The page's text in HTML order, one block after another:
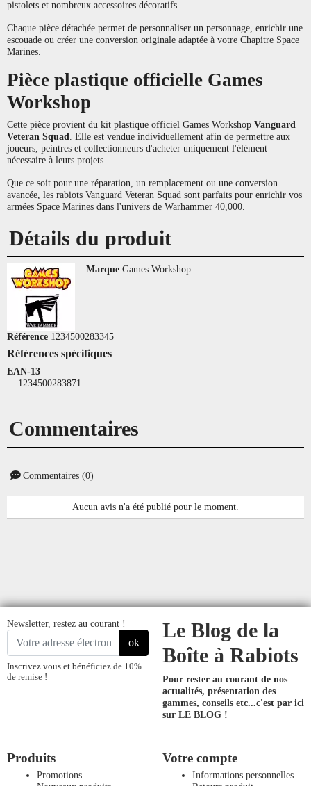
pistolets et nombreux accessoires décoratifs.
Chaque pièce détachée permet de personnaliser un personnage, enrichir une
escouade ou créer une conversion originale adaptée à votre Chapitre Space
Marines.
Pièce plastique officielle Games
Workshop
Cette pièce provient du kit plastique officiel Games Workshop Vanguard
Veteran Squad . Elle est vendue individuellement afin de permettre aux
joueurs, peintres et collectionneurs d'acheter uniquement l'élément
nécessaire à leurs projets.
Que ce soit pour une réparation, un remplacement ou une conversion
avancée, les rabiots Vanguard Veteran Squad sont parfaits pour enrichir vos
armées Space Marines dans l'univers de Warhammer 40,000.
Détails du produit
Marque Games Workshop
Référence 1234500283345
Références spécifiques
EAN-13
1234500283871
Commentaires
Commentaires (0)
Aucun avis n'a été publié pour le moment.
Newsletter, restez au courant !
ok
Inscrivez vous et bénéficiez de 10%
de remise !
Le Blog de la
Boîte à Rabiots
Pour rester au courant de nos
actualités, présentation des
gammes, conseils etc...c'est par ici
sur LE BLOG !
Produits
Promotions
Votre compte
Informations personnelles